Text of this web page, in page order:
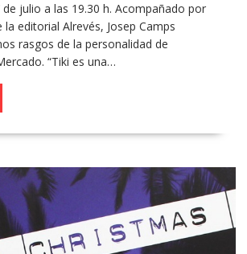
de julio a las 19.30 h. Acompañado por
la editorial Alrevés, Josep Camps
rasgos de la personalidad de
“Tiki es una…